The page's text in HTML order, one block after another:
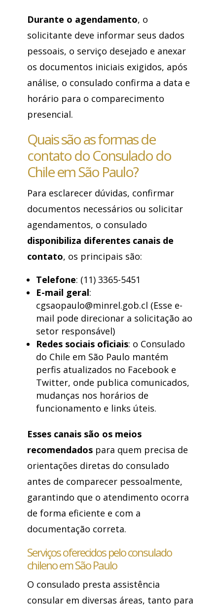
Durante o agendamento, o
solicitante deve informar seus dados
pessoais, o serviço desejado e anexar
os documentos iniciais exigidos, após
análise, o consulado confirma a data e
horário para o comparecimento
presencial.
Quais são as formas de
contato do Consulado do
Chile em São Paulo?
Para esclarecer dúvidas, confirmar
documentos necessários ou solicitar
agendamentos, o consulado
disponibiliza diferentes canais de
contato, os principais são:
Telefone: (11) 3365-5451
E-mail geral:
cgsaopaulo@minrel.gob.cl (Esse e-
mail pode direcionar a solicitação ao
setor responsável)
Redes sociais oficiais: o Consulado
do Chile em São Paulo mantém
perfis atualizados no Facebook e
Twitter, onde publica comunicados,
mudanças nos horários de
funcionamento e links úteis.
Esses canais são os meios
recomendadospara quem precisa de
orientações diretas do consulado
antes de comparecer pessoalmente,
garantindo que o atendimento ocorra
de forma eficiente e com a
documentação correta.
Serviços oferecidos pelo consulado
chileno em São Paulo
O consulado presta assistência
consular em diversas áreas, tanto para